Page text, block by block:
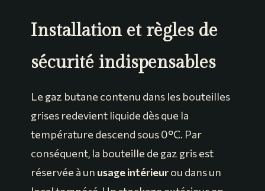
Installation et règles de
sécurité indispensables
Le gaz butane contenu dans les bouteilles
grises redevient liquide dès que la
température descend sous 0°C. Par
conséquent, la bouteille de gaz gris est
réservée à un usage intérieurou dans un